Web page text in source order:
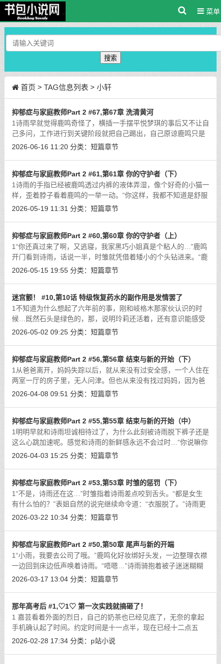
菜单
搜索
首页 > TAG信息列表 > 小轩
抑郁症与家庭教师Part 2 #67,第67章 洗清黄河
1诗雨早就觉得鹿鸣奇怪了，横插一手摆平悦梦琪的事后又不让自
己多问，工作进行到关键阶段就把自己踢出，自己原谅鹿鸣只是
感情用事，自己根本就不知道鹿鸣隐瞒了多少…明明鹿鸣身上全
2026-06-16 11:20 分类： 短篇章节
抑郁症与家庭教师Part 2 #61,第61章 你的守护者（下）
1诗雨的手指已经被鹿鸣透过内裤的液体弄湿，像个好奇的小猫一
样，歪着脖子看着鹿鸣的一举一动。“你这样，我都不知道是舒服
还是不舒服了…”诗雨有些忧愁，鹿鸣憋红了脸，哼哼唧唧的声音
2026-05-19 11:31 分类： 短篇章节
抑郁症与家庭教师Part 2 #60,第60章 你的守护者（上）
1“你还真过来了啊，又逃寝，我家黑巧小姐真是个粘人的…”鹿鸣
开门看到诗雨，话说一半，时雏就凭借着矮小的个头钻进来。“鹿
姐，有大事！”时雏好像没听到鹿鸣刚才说的话，只是诗雨听的很
2026-05-15 19:55 分类： 短篇章节
迷宫颤！ #10,第10话 特级恢复药水的副作用是发情罢了
1不知道为什么想起了六年前的事，刚和岐格木那家伙认识的时
候…既然石头是绿色的，那，说明玲莉还活着，还有意识能感受
到对死亡的恐惧。桀想罢掏出了一罐黑红色的药瓶，这是特级治
2026-05-02 09:25 分类： 短篇章节
抑郁症与家庭教师Part 2 #56,第56章 结束与新的开始（下）
1从爸爸离开，妈妈失踪以后，就从来没有过安全感，一个人住在
两室一厅的房子里，无人问津。但也从来没有找过妈妈，因为爸
爸离开后，妈妈就神经兮兮的，动不动就砸东西，当时也是和妈
2026-04-08 09:51 分类： 短篇章节
抑郁症与家庭教师Part 2 #55,第55章 结束与新的开始（中）
1明明早就和诗雨坦诚相待过了，为什么此刻被诗雨脱下裤子还是
这么心跳加速呢。感觉和诗雨的新鲜感永远不会过时…“你说嘛你
说嘛！”诗雨掌控了主动权，却还是带着一丝央求的语气。“一会
2026-04-03 15:25 分类： 短篇章节
抑郁症与家庭教师Part 2 #53,第53章 时雏的惩罚（下）
1“不是，诗雨还在这…”时雏指着诗雨差点咬到舌头。“都是女生
有什么怕的？”表姐自然的说完继续命令道：“衣服脱了。”诗雨更
懵，自己是play的一环吗？难不成表姐还是个牛头人？不对…表
2026-03-22 10:34 分类： 短篇章节
抑郁症与家庭教师Part 2 #50,第50章 尾声与新的开端
1“小雨，我要去公司了哦。”鹿鸣化好妆绑好头发，一边整理衣襟
一边回到床边低声唤着诗雨。“唔嗯…”诗雨骑抱着被子迷迷糊糊
的回应着。“就算不上课也别起太晚，调整一下作息，悦梦琪的事
2026-03-17 13:04 分类： 短篇章节
那年高考后 #1,♡1♡ 第一次实践就搞砸了！
1 嘉芸看着外面的烈日，自己的奶茶也已经见底了，无奈的拿起
手机确认起了时间。约定时间是十一点半，现在已经十二点五
十，从十二点三十开始，对方就说在路上，然后就失联了。嘉芸
2026-02-28 17:34 分类： p站小说